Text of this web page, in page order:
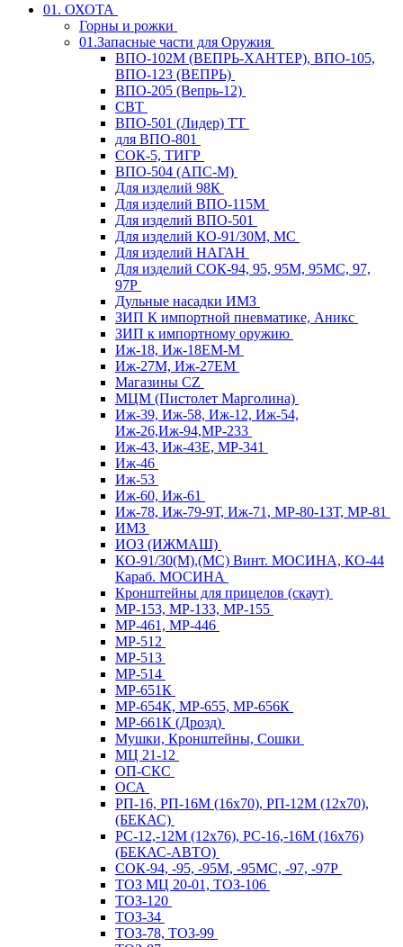
01. ОХОТА
Горны и рожки
01.Запасные части для Оружия
ВПО-102М (ВЕПРЬ-ХАНТЕР), ВПО-105,
ВПО-123 (ВЕПРЬ)
ВПО-205 (Вепрь-12)
СВТ
ВПО-501 (Лидер) ТТ
для ВПО-801
СОК-5, ТИГР
ВПО-504 (АПС-М)
Для изделий 98К
Для изделий ВПО-115М
Для изделий ВПО-501
Для изделий КО-91/30М, МС
Для изделий НАГАН
Для изделий СОК-94, 95, 95М, 95МС, 97,
97Р
Дульные насадки ИМЗ
ЗИП К импортной пневматике, Аникс
ЗИП к импортному оружию
Иж-18, Иж-18ЕМ-М
Иж-27М, Иж-27ЕМ
Магазины CZ
МЦМ (Пистолет Марголина)
Иж-39, Иж-58, Иж-12, Иж-54,
Иж-26,Иж-94,МР-233
Иж-43, Иж-43Е, МР-341
Иж-46
Иж-53
Иж-60, Иж-61
Иж-78, Иж-79-9Т, Иж-71, МР-80-13Т, МР-81
ИМЗ
ИОЗ (ИЖМАШ)
КО-91/30(М),(МС) Винт. МОСИНА, КО-44
Караб. МОСИНА
Кронштейны для прицелов (скаут)
МР-153, МР-133, МР-155
МР-461, МР-446
МР-512
МР-513
МР-514
МР-651К
МР-654К, МР-655, МР-656К
МР-661К (Дрозд)
Мушки, Кронштейны, Сошки
МЦ 21-12
ОП-СКС
ОСА
РП-16, РП-16М (16х70), РП-12М (12х70),
(БЕКАС)
РС-12,-12М (12х76), РС-16,-16М (16х76)
(БЕКАС-АВТО)
СОК-94, -95, -95М, -95МС, -97, -97Р
ТОЗ МЦ 20-01, ТОЗ-106
ТОЗ-120
ТОЗ-34
ТОЗ-78, ТОЗ-99